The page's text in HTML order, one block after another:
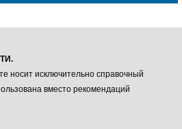
носит исключительно справочный
вместо рекомендаций